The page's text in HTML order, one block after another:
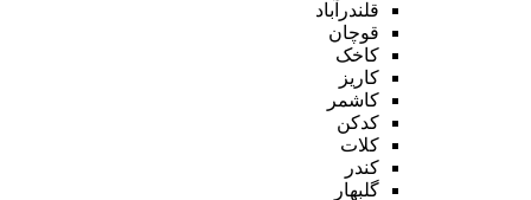
قلندرآباد
قوچان
کاخک
کاریز
کاشمر
کدکن
کلات
کندر
گلبهار